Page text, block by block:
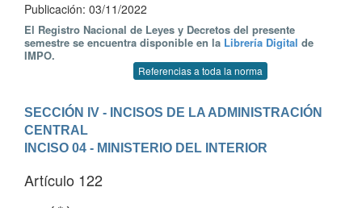
Publicación: 03/11/2022
El Registro Nacional de Leyes y Decretos del presente
semestre se encuentra disponible en la Librería Digital de
IMPO.
Referencias a toda la norma
SECCIÓN IV - INCISOS DE LA ADMINISTRACIÓN
CENTRAL
INCISO 04 - MINISTERIO DEL INTERIOR
Artículo 122